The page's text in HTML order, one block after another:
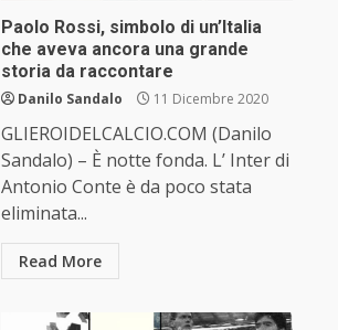
Paolo Rossi, simbolo di un’Italia
che aveva ancora una grande
storia da raccontare
Danilo Sandalo 11 Dicembre 2020
GLIEROIDELCALCIO.COM (Danilo
Sandalo) – È notte fonda. L’ Inter di
Antonio Conte è da poco stata
eliminata...
Read More